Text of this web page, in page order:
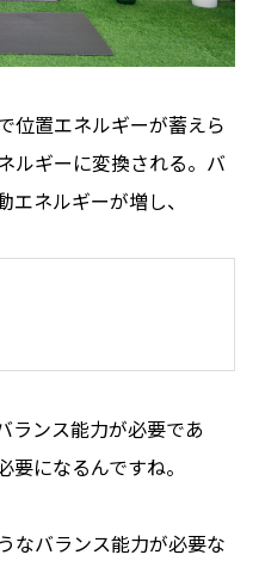
位置エネルギーが蓄えら
ルギーに変換される。バ
ネルギーが増し、
ランス能力が必要であ
になるんですね。
なバランス能力が必要な